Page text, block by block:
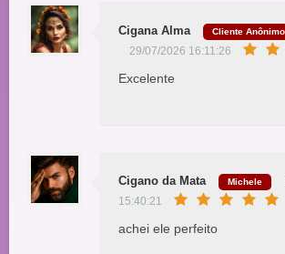
Cigana Alma Cliente Anônimo
29/07/2026 16:11:26
Excelente
Cigano da Mata Michele
15:40:21
achei ele perfeito